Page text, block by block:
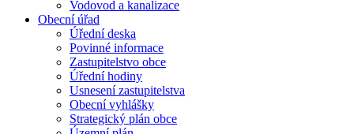
Vodovod a kanalizace
Obecní úřad
Úřední deska
Povinné informace
Zastupitelstvo obce
Úřední hodiny
Usnesení zastupitelstva
Obecní vyhlášky
Strategický plán obce